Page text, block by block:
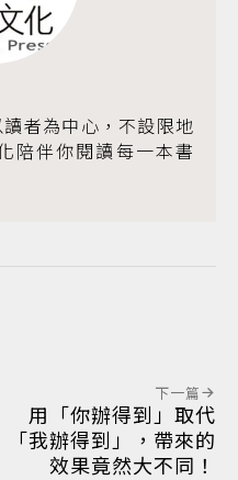
者為中心，不設限地
陪伴你閱讀每一本書
下一篇
用「你辦得到」取代
「我辦得到」，帶來的
效果竟然大不同！